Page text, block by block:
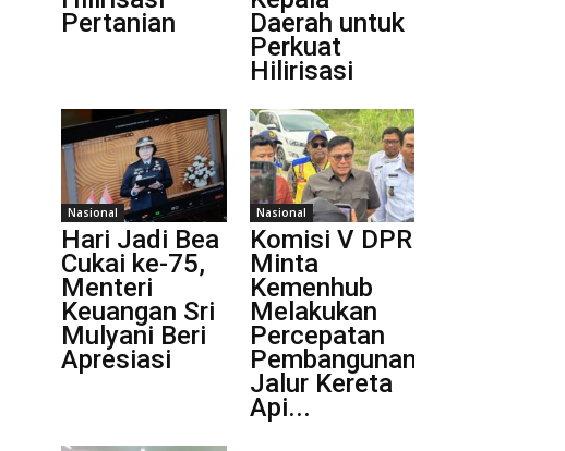
Pertanian Daerah untuk
Perkuat
Hilirisasi
Nasional
Hari Jadi Bea
Cukai ke-75,
Menteri
Keuangan Sri
Mulyani Beri
Apresiasi
Nasional
Komisi V DPR
Minta
Kemenhub
Melakukan
Percepatan
Pembangunan
Jalur Kereta
Api...